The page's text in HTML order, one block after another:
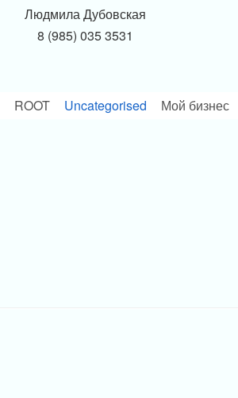
Людмила Дубовская
8 (985) 035 3531
ROOT Uncategorised Мой бизнес